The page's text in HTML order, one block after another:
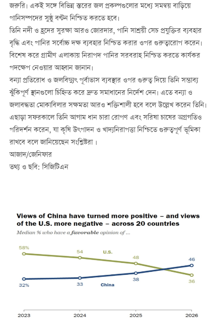
জরুরি। একই সঙ্গে বিভিন্ন স্তরের জল প্রকল্পগুলোর মধ্যে সমন্বয় বাড়িয়ে
পানিসম্পদের সুষ্ঠু বণ্টন নিশ্চিত করতে হবে।
তিনি নদী ও হ্রদের সুরক্ষা আরও জোরদার, পানি সাশ্রয়ী সেচ প্রযুক্তির ব্যবহার
বৃদ্ধি এবং পানির সর্বোচ্চ দক্ষ ব্যবহার নিশ্চিত করার ওপর গুরুত্বারোপ করেন।
বিশেষ করে গ্রামীণ এলাকায় নিরাপদ পানির সরবরাহ নিশ্চিত করতে কার্যকর
পদক্ষেপ নেওয়ার আহ্বান জানান।
বন্যা প্রতিরোধ ও জলবিদ্যুৎ পূর্বাভাস ব্যবস্থার ওপর গুরুত্ব দিয়ে তিনি সম্ভাব্য
ঝুঁকিপূর্ণ স্থানগুলো চিহ্নিত করে দ্রুত সমাধানের নির্দেশ দেন। এতে বন্যা ও
জলাবদ্ধতা মোকাবিলার সক্ষমতা আরও শক্তিশালী হবে বলে উল্লেখ করেন তিনি।
এছাড়া সফরকালে তিনি আগাম ধান চারা রোপণ এবং সরিষা চাষের অগ্রগতিও
পরিদর্শন করেন, যা কৃষি উৎপাদন ও খাদ্যনিরাপত্তা নিশ্চিতে গুরুত্বপূর্ণ ভূমিকা
রাখবে বলে জানিয়েছেন সংশ্লিষ্টরা ।
আজাদ/জেনিফার
তথ্য ও ছবি: সিজিটিএন